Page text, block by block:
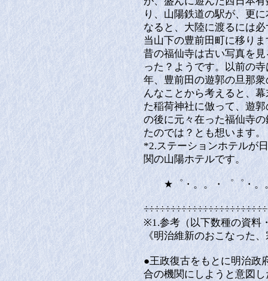
り、山陽鉄道の駅が、更
なると、大陸に渡るには
当山下の豊前田町に移りま
昔の福仙寺は古い写真を
った？ようです。以前の
年、豊前田の遊郭の旦那
んなことから考えると、
た稲荷神社に倣って、遊
の後に元々在った福仙寺
たのでは？とも想います。
*2.ステーションホテルが
関の山陽ホテルです。
★゜・。。・゜゜・。
※1.参考（以下数種の資
《明治維新のおこなっ
●王政復古をもとに明治
合の機関にしようと意図